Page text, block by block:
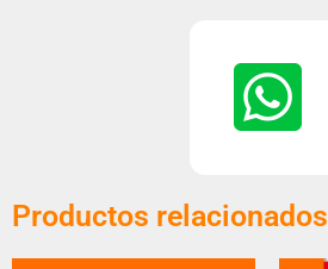
Productos relacionados